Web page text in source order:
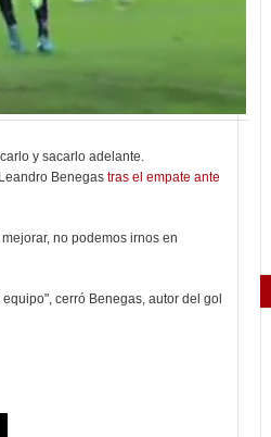
y sacarlo adelante.
Benegas tras el empate ante
no podemos irnos en
cerró Benegas, autor del gol